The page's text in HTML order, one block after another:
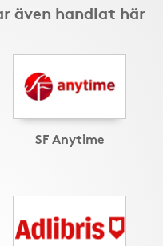
även handlat här
SF Anytime